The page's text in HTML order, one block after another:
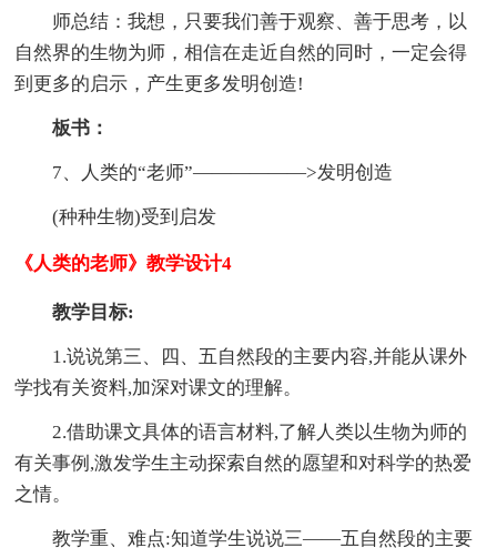
师总结：我想，只要我们善于观察、善于思考，以
自然界的生物为师，相信在走近自然的同时，一定会得
到更多的启示，产生更多发明创造!
板书：
7、人类的“老师”——————>发明创造
(种种生物)受到启发
《人类的老师》教学设计4
教学目标:
1.说说第三、四、五自然段的主要内容,并能从课外
学找有关资料,加深对课文的理解。
2.借助课文具体的语言材料,了解人类以生物为师的
有关事例,激发学生主动探索自然的愿望和对科学的热爱
之情。
教学重、难点:知道学生说说三——五自然段的主要